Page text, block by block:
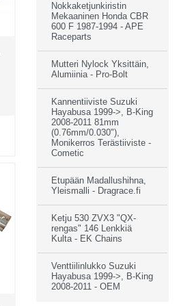
Nokkaketjunkiristin
Mekaaninen Honda CBR
600 F 1987-1994 - APE
Raceparts
Mutteri Nylock Yksittäin,
Alumiinia - Pro-Bolt
Kannentiiviste Suzuki
Hayabusa 1999->, B-King
2008-2011 81mm
(0.76mm/0.030"),
Monikerros Terästiiviste -
Cometic
Etupään Madallushihna,
Yleismalli - Dragrace.fi
Ketju 530 ZVX3 "QX-
rengas" 146 Lenkkiä
Kulta - EK Chains
Venttiilinlukko Suzuki
Hayabusa 1999->, B-King
2008-2011 - OEM